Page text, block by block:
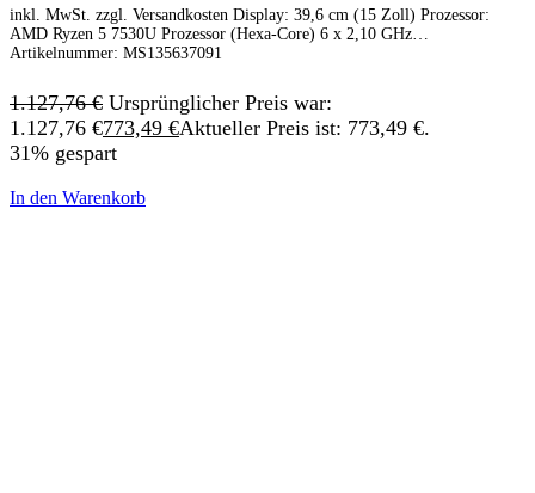
inkl. MwSt. zzgl. Versandkosten Display: 39,6 cm (15 Zoll) Prozessor:
AMD Ryzen 5 7530U Prozessor (Hexa-Core) 6 x 2,10 GHz…
Artikelnummer: MS135637091
1.127,76€ Ursprünglicher Preis war:
1.127,76 €773,49 €Aktueller Preis ist: 773,49 €.
31% gespart
In den Warenkorb